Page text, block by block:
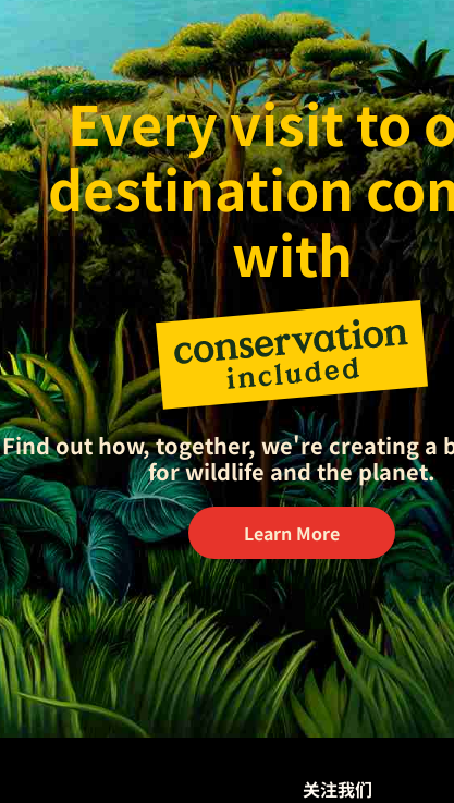
Every visit to
destination
with
Find out how, together, we're creating a
for wildlife and the planet.
Learn More
关注我们